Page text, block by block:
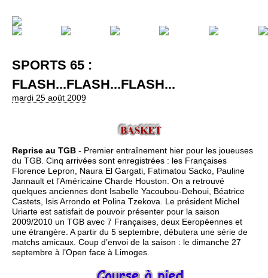
SPORTS 65 :
FLASH...FLASH...FLASH...
mardi 25 août 2009
Reprise au TGB - Premier entraînement hier pour les joueuses
du TGB. Cinq arrivées sont enregistrées : les Françaises
Florence Lepron, Naura El Gargati, Fatimatou Sacko, Pauline
Jannault et l’Américaine Charde Houston. On a retrouvé
quelques anciennes dont Isabelle Yacoubou-Dehoui, Béatrice
Castets, Isis Arrondo et Polina Tzekova. Le président Michel
Uriarte est satisfait de pouvoir présenter pour la saison
2009/2010 un TGB avec 7 Françaises, deux Eeropéennes et
une étrangère. A partir du 5 septembre, débutera une série de
matchs amicaux. Coup d’envoi de la saison : le dimanche 27
septembre à l’Open face à Limoges.